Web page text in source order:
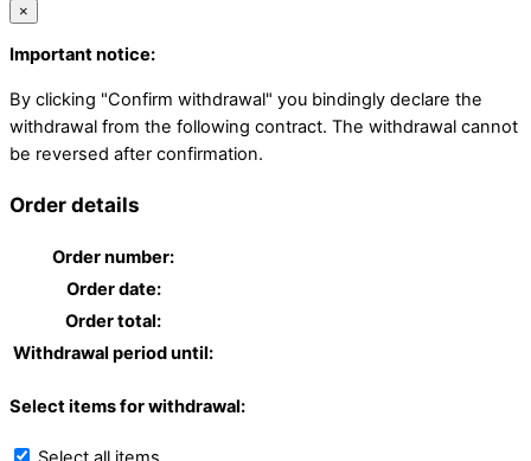
×
Important notice:
By clicking "Confirm withdrawal" you bindingly declare the
withdrawal from the following contract. The withdrawal cannot
be reversed after confirmation.
Order details
Order number:
Order date:
Order total:
Withdrawal period until:
Select items for withdrawal: